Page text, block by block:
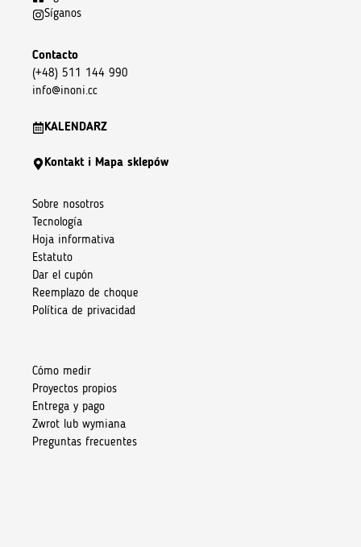
Síganos
Contacto
(+48) 511 144 990
info@inoni.cc
KALENDARZ
Kontakt i Mapa sklepów
Sobre nosotros
Tecnología
Hoja informativa
Estatuto
Dar el cupón
Reemplazo de choque
Política de privacidad
Cómo medir
Proyectos propios
Entrega y pago
Zwrot lub wymiana
Preguntas frecuentes